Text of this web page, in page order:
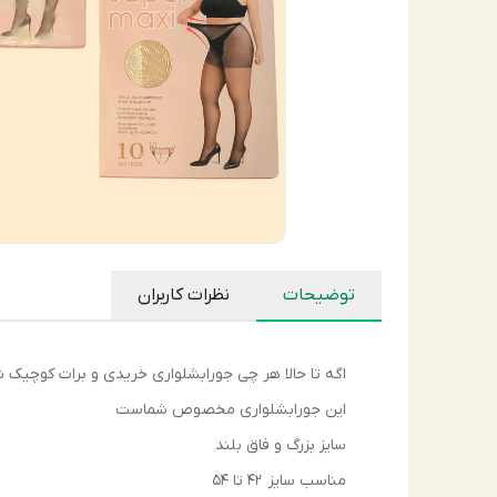
توضیحات نظرات کاربران
اگه تا حالا هر چی جورابشلواری خریدی و برات
این جورابشلواری مخصوص شماست
سایز بزرگ و فاق بلند
مناسب سایز ۴۲ تا ۵۴